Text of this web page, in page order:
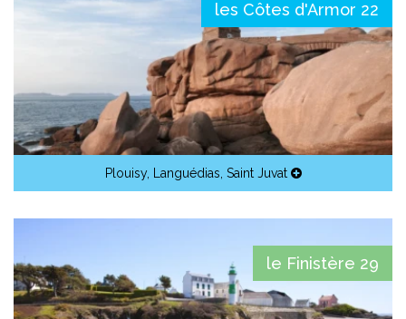
les Côtes d'Armor 22
Plouisy, Languédias, Saint Juvat
le Finistère 29